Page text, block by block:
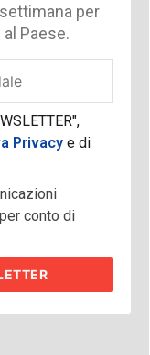
per
Paese.
Privacy e di
conto di